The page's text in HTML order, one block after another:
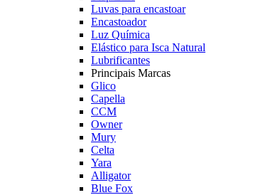
Luvas para encastoar
Encastoador
Luz Química
Elástico para Isca Natural
Lubrificantes
Principais Marcas
Glico
Capella
CCM
Owner
Mury
Celta
Yara
Alligator
Blue Fox